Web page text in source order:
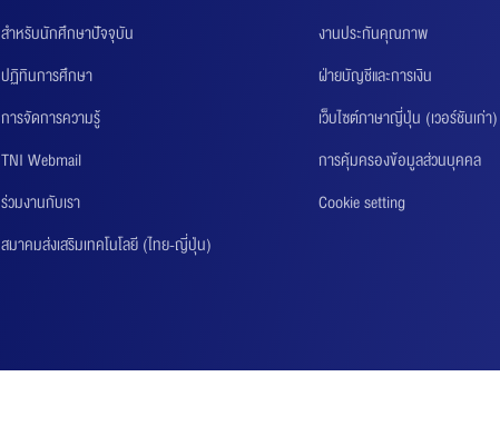
สำหรับนักศึกษาปัจจุบัน
ปฏิทินการศึกษา
การจัดการความรู้
TNI Webmail
ร่วมงานกับเรา
สมาคมส่งเสริมเทคโนโลยี (ไทย-ญี่ปุ่น)
งานประกันคุณภาพ
ฝ่ายบัญชีและการเงิน
เว็บไซต์ภาษาญี่ปุ่น (เวอร์ชันเก่า)
การคุ้มครองข้อมูลส่วนบุคคล
Cookie setting